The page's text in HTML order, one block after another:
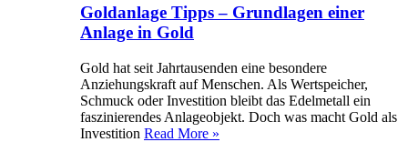
Goldanlage Tipps – Grundlagen einer
Anlage in Gold
Gold hat seit Jahrtausenden eine besondere
Anziehungskraft auf Menschen. Als Wertspeicher,
Schmuck oder Investition bleibt das Edelmetall ein
faszinierendes Anlageobjekt. Doch was macht Gold als
Investition Read More »